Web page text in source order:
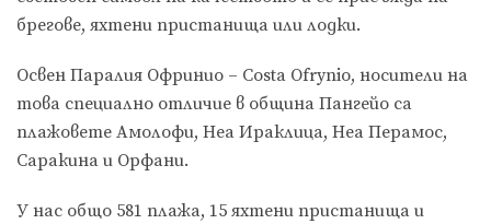
брегове, яхтени пристанища или лодки.
Освен Паралия Офринио – Costa Ofrynio, носители на
това специално отличие в община Пангейо са
плажовете Амолофи, Неа Ираклица, Неа Перамос,
Саракина и Орфани.
У нас общо 581 плажа, 15 яхтени пристанища и